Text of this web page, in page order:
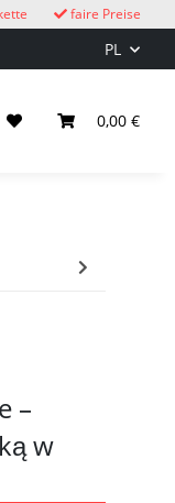
faire Preise
PL
0,00 €
dzieci
–
w